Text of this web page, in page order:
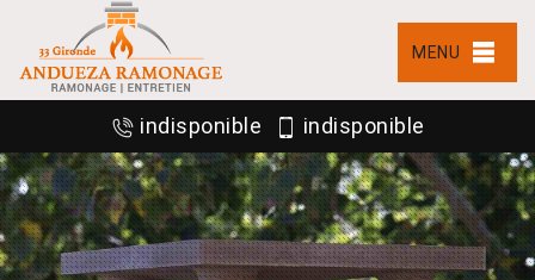
MENU
indisponible indisponible